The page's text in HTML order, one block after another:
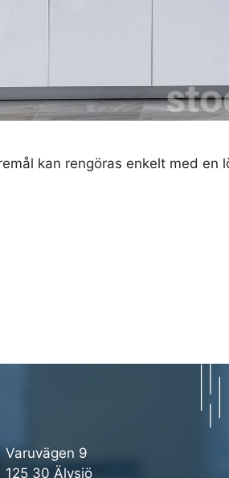
kan rengöras enkelt med
Varuvägen 9
125 30 Älvsjö